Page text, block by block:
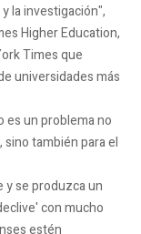
la investigación",
Higher Education,
Times que
universidades más
es un problema no
también para el
y se produzca un
con mucho
estén